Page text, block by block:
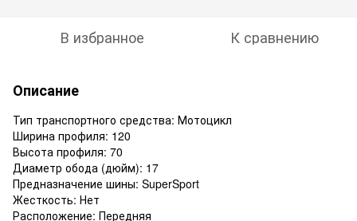
В избранное К сравнению
Описание
Тип транспортного средства: Мотоцикл
Ширина профиля: 120
Высота профиля: 70
Диаметр обода (дюйм): 17
Предназначение шины: SuperSport
Жесткость: Нет
Расположение: Передняя